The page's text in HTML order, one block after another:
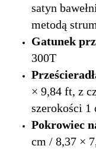
satyn
metodą
Gatunek
300T
× 9,84 ft, z
szerokości 1
Pokrowiec
cm / 8,37 ×